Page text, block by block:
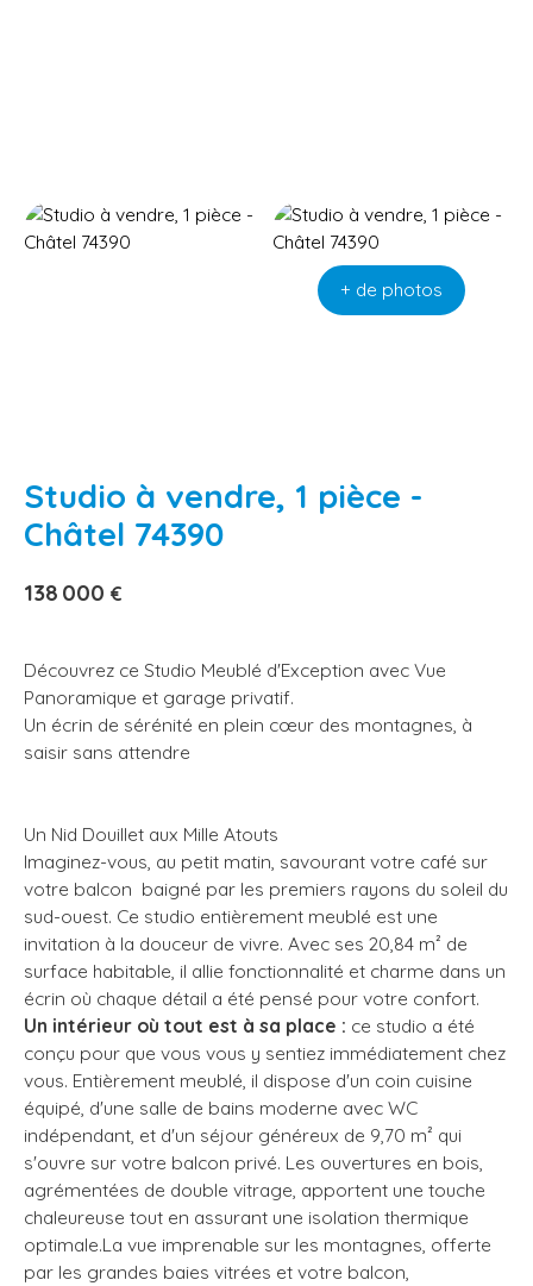
+ de photos
Studio à vendre, 1 pièce -
Châtel 74390
138 000 €
Découvrez ce Studio Meublé d'Exception avec Vue
Panoramique et garage privatif.
Un écrin de sérénité en plein cœur des montagnes, à
saisir sans attendre
Un Nid Douillet aux Mille Atouts
Imaginez-vous, au petit matin, savourant votre café sur
votre balcon baigné par les premiers rayons du soleil du
sud-ouest. Ce studio entièrement meublé est une
invitation à la douceur de vivre. Avec ses 20,84 m² de
surface habitable, il allie fonctionnalité et charme dans un
écrin où chaque détail a été pensé pour votre confort.
Un intérieur où tout est à sa place : ce studio a été
conçu pour que vous vous y sentiez immédiatement chez
vous. Entièrement meublé, il dispose d'un coin cuisine
équipé, d'une salle de bains moderne avec WC
indépendant, et d'un séjour généreux de 9,70 m² qui
s'ouvre sur votre balcon privé. Les ouvertures en bois,
agrémentées de double vitrage, apportent une touche
chaleureuse tout en assurant une isolation thermique
optimale.La vue imprenable sur les montagnes, offerte
par les grandes baies vitrées et votre balcon,